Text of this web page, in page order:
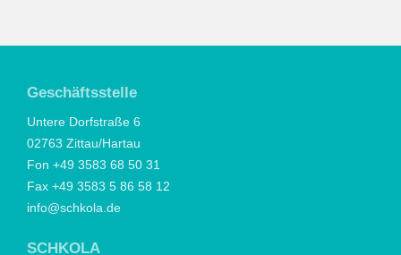
Geschäftsstelle
Untere Dorfstraße 6
02763 Zittau/Hartau
Fon +49 3583 68 50 31
Fax +49 3583 5 86 58 12
info@schkola.de
SCHKOLA